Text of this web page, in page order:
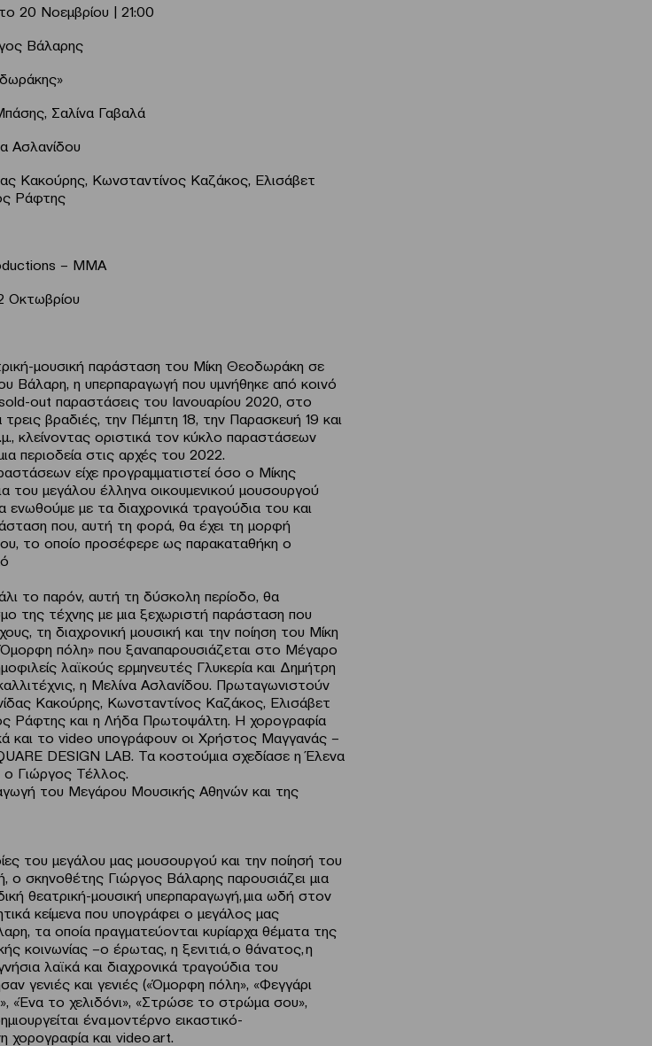
20 Νοεμβρίου | 21:00
Βάλαρης
Σαλίνα Γαβαλά
Ασλανίδου
Κακούρης, Κωνσταντίνος Καζάκος, Ελισάβετ
Ράφτης
– MΜΑ
Οκτωβρίου
μουσική παράσταση του Μίκη Θεοδωράκη σε
Βάλαρη, η υπερπαραγωγή που υμνήθηκε από κοινό
sold-out παραστάσεις του Ιανουαρίου 2020, στο
βραδιές, την Πέμπτη 18, την Παρασκευή 19 και
κλείνοντας οριστικά τον κύκλο παραστάσεων
περιοδεία στις αρχές του 2022.
είχε προγραμματιστεί όσο ο Μίκης
μεγάλου έλληνα οικουμενικού μουσουργού
ενωθούμε με τα διαχρονικά τραγούδια του και
που, αυτή τη φορά, θα έχει τη μορφή
το οποίο προσέφερε ως παρακαταθήκη ο
το παρόν, αυτή τη δύσκολη περίοδο, θα
της τέχνης με μια ξεχωριστή παράσταση που
τη διαχρονική μουσική και την ποίηση του Μίκη
πόλη» που ξαναπαρουσιάζεται στο Μέγαρο
λαϊκούς ερμηνευτές Γλυκερία και Δημήτρη
η Μελίνα Ασλανίδου. Πρωταγωνιστούν
Κακούρης, Κωνσταντίνος Καζάκος, Ελισάβετ
Ράφτης και η Λήδα Πρωτοψάλτη. Η χορογραφία
και το video υπογράφουν οι Χρήστος Μαγγανάς –
DESIGN LAB. Τα κοστούμια σχεδίασε η Έλενα
ο Γιώργος Τέλλος.
του Μεγάρου Μουσικής Αθηνών και της
του μεγάλου μας μουσουργού και την ποίησή του
ο σκηνοθέτης Γιώργος Βάλαρης παρουσιάζει μια
θεατρική-μουσική υπερπαραγωγή, μια ωδή στον
κείμενα που υπογράφει ο μεγάλος μας
τα οποία πραγματεύονται κυρίαρχα θέματα της
κοινωνίας –ο έρωτας, η ξενιτιά, ο θάνατος, η
λαϊκά και διαχρονικά τραγούδια του
γενιές και γενιές («Όμορφη πόλη», «Φεγγάρι
«Ένα το χελιδόνι», «Στρώσε το στρώμα σου»,
ένα μοντέρνο εικαστικό-
χορογραφία και video art.